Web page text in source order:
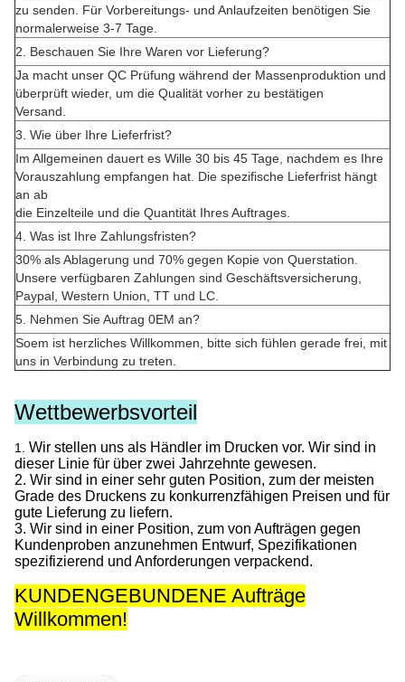
zu senden. Für Vorbereitungs- und Anlaufzeiten benötigen Sie
normalerweise 3-7 Tage.
2. Beschauen Sie Ihre Waren vor Lieferung?
Ja macht unser QC Prüfung während der Massenproduktion und
überprüft wieder, um die Qualität vorher zu bestätigen
Versand.
3. Wie über Ihre Lieferfrist?
Im Allgemeinen dauert es Wille 30 bis 45 Tage, nachdem es Ihre
Vorauszahlung empfangen hat. Die spezifische Lieferfrist hängt
an ab
die Einzelteile und die Quantität Ihres Auftrages.
4. Was ist Ihre Zahlungsfristen?
30% als Ablagerung und 70% gegen Kopie von Querstation.
Unsere verfügbaren Zahlungen sind Geschäftsversicherung,
Paypal, Western Union, TT und LC.
5. Nehmen Sie Auftrag 0EM an?
Soem ist herzliches Willkommen, bitte sich fühlen gerade frei, mit
uns in Verbindung zu treten.
Wettbewerbsvorteil
1. Wir stellen uns als Händler im Drucken vor. Wir sind in
dieser Linie für über zwei Jahrzehnte gewesen.
2. Wir sind in einer sehr guten Position, zum der meisten
Grade des Druckens zu konkurrenzfähigen Preisen und für
gute Lieferung zu liefern.
3. Wir sind in einer Position, zum von Aufträgen gegen
Kundenproben anzunehmen Entwurf, Spezifikationen
spezifizierend und Anforderungen verpackend.
KUNDENGEBUNDENE Aufträge
Willkommen!